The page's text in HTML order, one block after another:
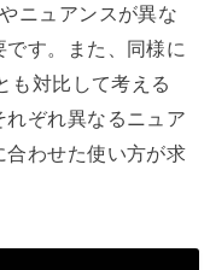
ニュアンスが異な
す。また、同様に
も対比して考える
れぞれ異なるニュア
合わせた使い方が求